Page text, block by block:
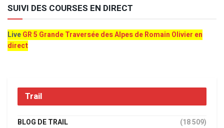
SUIVI DES COURSES EN DIRECT
LiveGR 5 Grande Traversée des Alpes de Romain Olivier en
direct
Trail
BLOG DE TRAIL (18 509)